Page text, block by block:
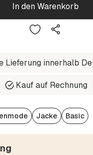
In den Warenkorb
Lieferung innerhalb
Kauf auf Rechnung
Jacke Basic